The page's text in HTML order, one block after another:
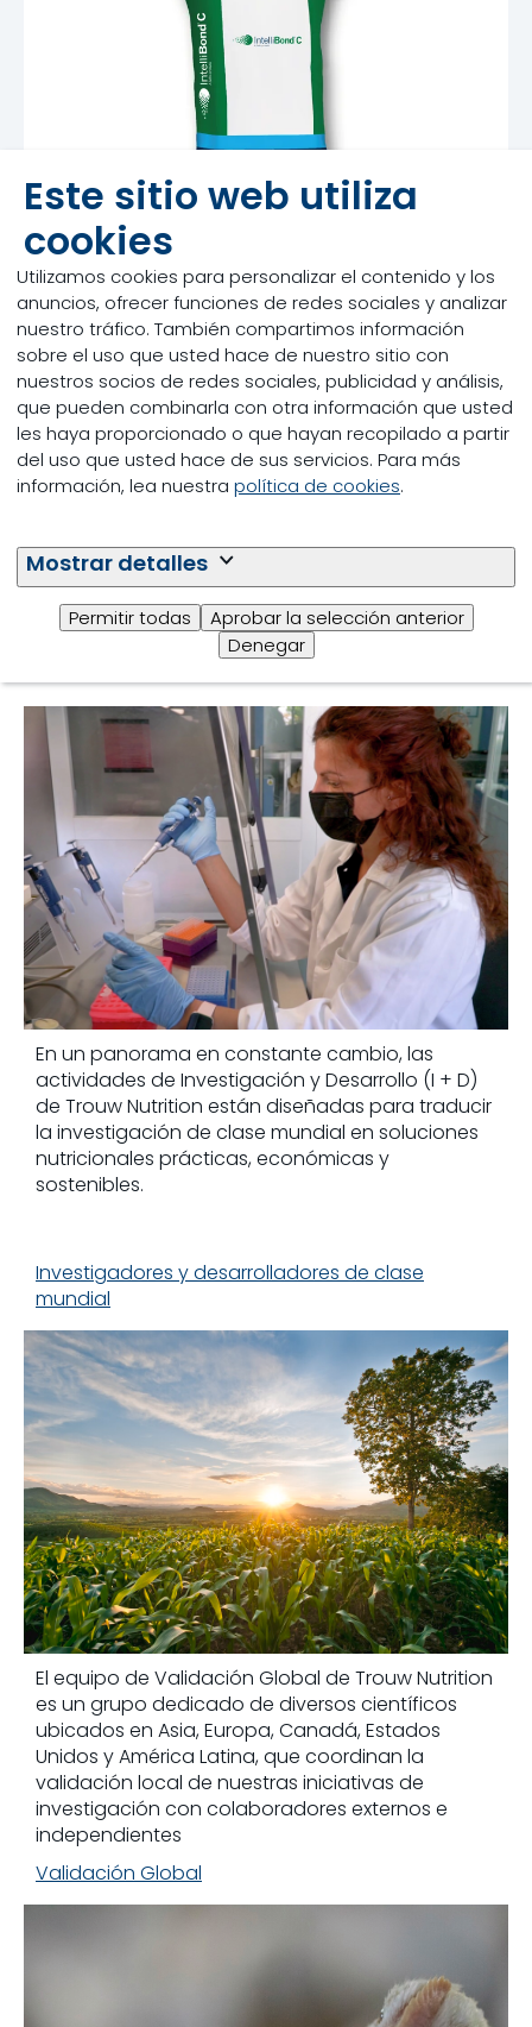
Este sitio web utiliza
cookies
Utilizamos cookies para personalizar el contenido y los
anuncios, ofrecer funciones de redes sociales y analizar
nuestro tráfico. También compartimos información
sobre el uso que usted hace de nuestro sitio con
nuestros socios de redes sociales, publicidad y análisis,
que pueden combinarla con otra información que usted
les haya proporcionado o que hayan recopilado a partir
del uso que usted hace de sus servicios. Para más
información, lea nuestra política de cookies.
Mostrar detalles
Permitir todas
Aprobar la selección anterior
Denegar
Selko IntelliBond C
Producto
Selko IntelliBond C es usado como un aditivo
nutricional.
Artículos relacionados
En un panorama en constante cambio, las
actividades de Investigación y Desarrollo (I + D)
de Trouw Nutrition están diseñadas para traducir
la investigación de clase mundial en soluciones
nutricionales prácticas, económicas y
sostenibles.
Investigadores y desarrolladores de clase
mundial
El equipo de Validación Global de Trouw Nutrition
es un grupo dedicado de diversos científicos
ubicados en Asia, Europa, Canadá, Estados
Unidos y América Latina, que coordinan la
validación local de nuestras iniciativas de
investigación con colaboradores externos e
independientes
Validación Global